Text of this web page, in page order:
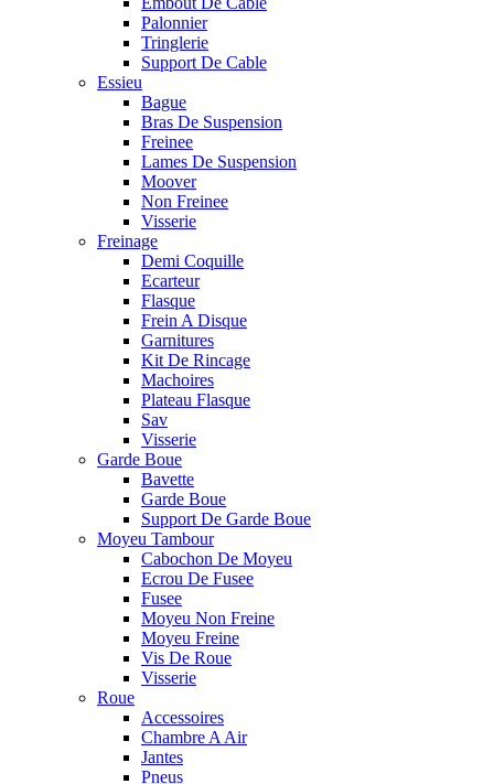
Palonnier
Tringlerie
Support De Cable
Essieu
Bague
Bras De Suspension
Freinee
Lames De Suspension
Moover
Non Freinee
Visserie
Freinage
Demi Coquille
Ecarteur
Flasque
Frein A Disque
Garnitures
Kit De Rincage
Machoires
Plateau Flasque
Sav
Visserie
Garde Boue
Bavette
Garde Boue
Support De Garde Boue
Moyeu Tambour
Cabochon De Moyeu
Ecrou De Fusee
Fusee
Moyeu Non Freine
Moyeu Freine
Vis De Roue
Visserie
Roue
Accessoires
Chambre A Air
Jantes
Pneus